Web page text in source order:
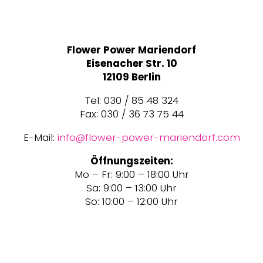
Flower Power Mariendorf
Eisenacher Str. 10
12109 Berlin
Tel: 030 / 85 48 324
Fax: 030 / 36 73 75 44
E-Mail: info@flower-power-mariendorf.com
Öffnungszeiten:
Mo – Fr: 9:00 – 18:00 Uhr
Sa: 9:00 – 13:00 Uhr
So: 10:00 – 12:00 Uhr